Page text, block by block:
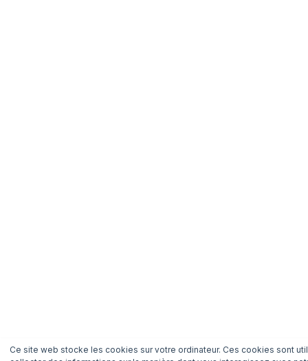
Ce site web stocke les cookies sur votre ordinateur. Ces cookies sont